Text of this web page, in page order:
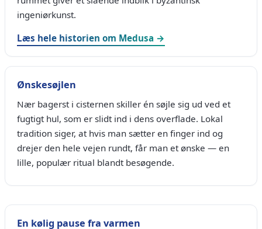
ingeniørkunst.
Læs hele historien om Medusa →
Ønskesøjlen
Nær bagerst i cisternen skiller én søjle sig ud ved et
fugtigt hul, som er slidt ind i dens overflade. Lokal
tradition siger, at hvis man sætter en finger ind og
drejer den hele vejen rundt, får man et ønske — en
lille, populær ritual blandt besøgende.
En kølig pause fra varmen